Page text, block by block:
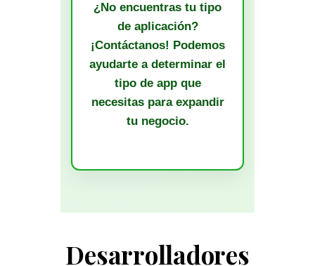
¿No encuentras tu tipo
de aplicación?
¡Contáctanos! Podemos
ayudarte a determinar el
tipo de app que
necesitas para expandir
tu negocio.
Desarrolladores